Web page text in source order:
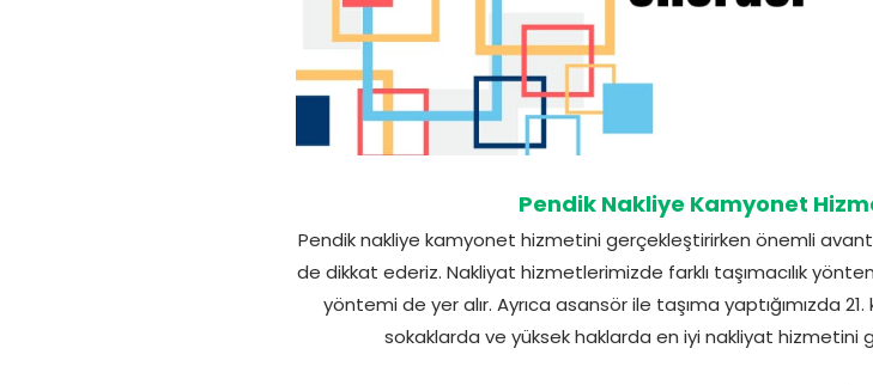
Pendik Nakliye Kamyonet
Pendik nakliye kamyonet hizmetini gerçekleştirirken önemli
de dikkat ederiz. Nakliyat hizmetlerimizde farklı taşımacılık
yöntemi de yer alır. Ayrıca asansör ile taşıma yaptığımızda
sokaklarda ve yüksek haklarda en iyi nakliyat hizmetini